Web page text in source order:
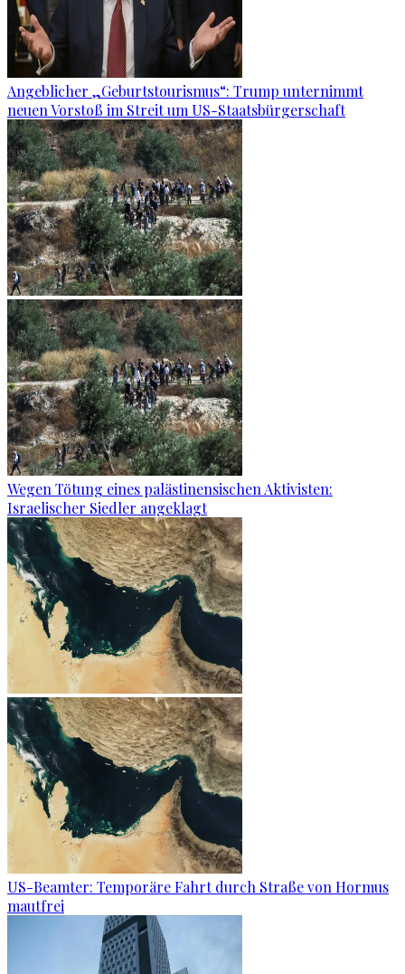
Angeblicher „Geburtstourismus“: Trump unternimmt
neuen Vorstoß im Streit um US-Staatsbürgerschaft
Wegen Tötung eines palästinensischen Aktivisten:
Israelischer Siedler angeklagt
US-Beamter: Temporäre Fahrt durch Straße von Hormus
mautfrei